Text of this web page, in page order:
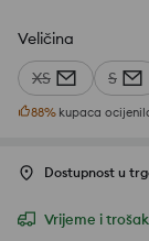
Veličina
XS S
88% kupaca
Dostupnost u
Vrijeme i